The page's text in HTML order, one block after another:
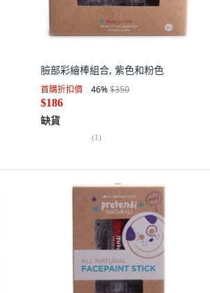
臉部彩繪棒組合, 紫色和粉色
首購折扣價 46%$350
$186
缺貨
(1)